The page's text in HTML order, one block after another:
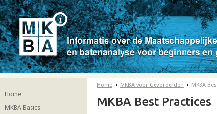
Home
MKBA Basics
Home MKBA voor Gevorderden MKBA
MKBA Best Practices